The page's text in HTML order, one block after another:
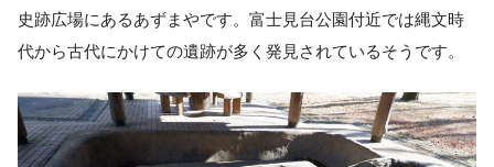
史跡広場にあるあずまやです。富士見台公園付近では縄文時
代から古代にかけての遺跡が多く発見されているそうです。